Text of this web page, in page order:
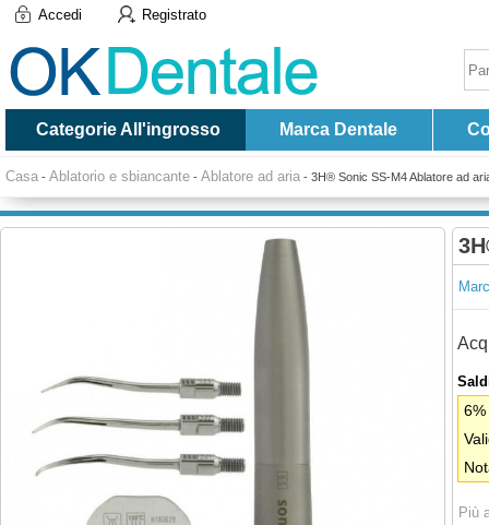
Accedi Registrato
Categorie All'ingrosso Marca Dentale
Casa - Ablatorio e sbiancante - Ablatore ad aria - 3H® Sonic SS-M4 Ablatore ad
Più